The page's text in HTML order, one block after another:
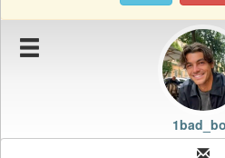
Подаръците на 1bad_boy
Картичките на 1bad_boy